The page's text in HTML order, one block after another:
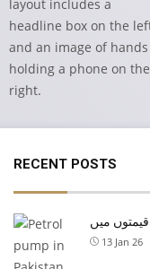
RECENT POSTS
13 Jan 26